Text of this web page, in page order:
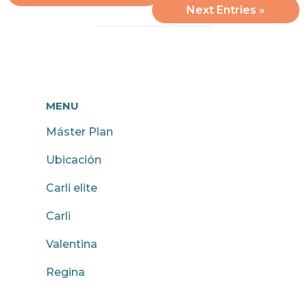
Next Entries »
MENU
Máster Plan
Ubicación
Carli elite
Carli
Valentina
Regina